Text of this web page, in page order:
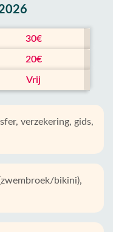
30€
20€
Vrij
verzekering, gids,
bikini),